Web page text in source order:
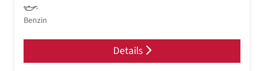
Benzin
Details